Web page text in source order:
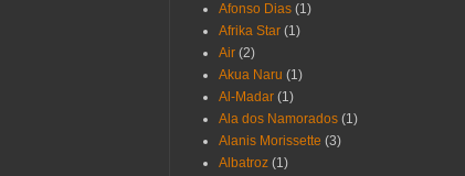
Afonso Dias (1)
Afrika Star (1)
Air (2)
Akua Naru (1)
Al-Madar (1)
Ala dos Namorados (1)
Alanis Morissette (3)
Albatroz (1)